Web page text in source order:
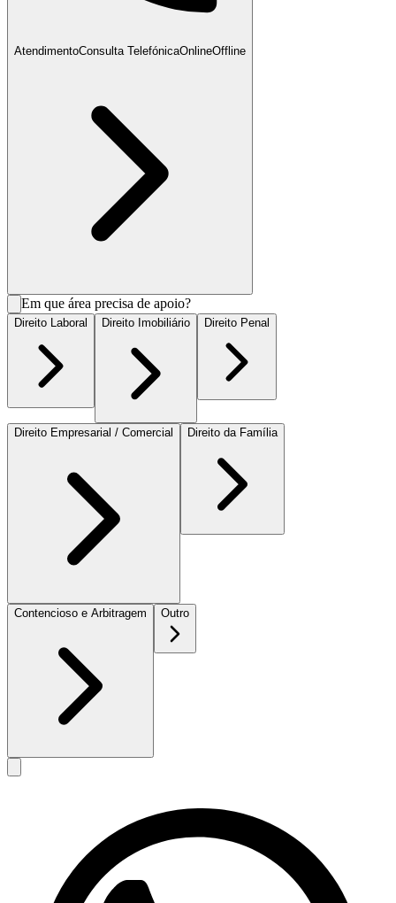
AtendimentoConsulta TelefónicaOnlineOffline
Em que área precisa de apoio?
Direito Laboral Direito Imobiliário Direito Penal
Direito Empresarial / Comercial Direito da Família
Contencioso e Arbitragem Outro